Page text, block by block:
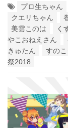
プロ生ちゃん
クエリちゃん
美雲このは
く
やこおねえさん
きゅたん
すの
祭2018